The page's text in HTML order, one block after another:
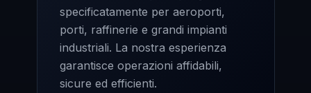
specificatamente per aeroporti,
porti, raffinerie e grandi impianti
industriali. La nostra esperienza
garantisce operazioni affidabili,
sicure ed efficienti.